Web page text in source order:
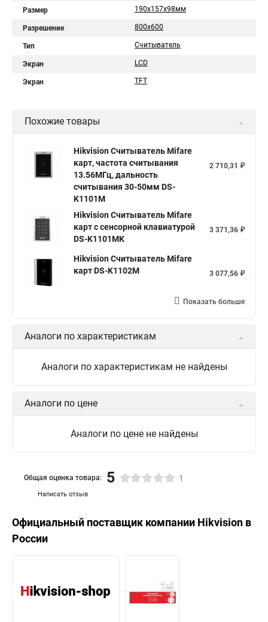
Размер 190х157х98мм
Разрешение 800х600
Тип Считыватель
Экран LCD
Экран TFT
Похожие товары
Hikvision Считыватель Mifare
карт, частота считывания
13.56МГц, дальность
считывания 30-50мм DS-
K1101M
2 710,31 ₽
Hikvision Считыватель Mifare
карт с сенсорной клавиатурой
DS-K1101MK
3 371,36 ₽
Hikvision Считыватель Mifare
карт DS-K1102M
3 077,56 ₽
Показать больше
Аналоги по характеристикам
Аналоги по характеристикам не найдены
Аналоги по цене
Аналоги по цене не найдены
Написать отзыв
Общая оценка товара: 5 1
Официальный поставщик компании Hikvision в
России